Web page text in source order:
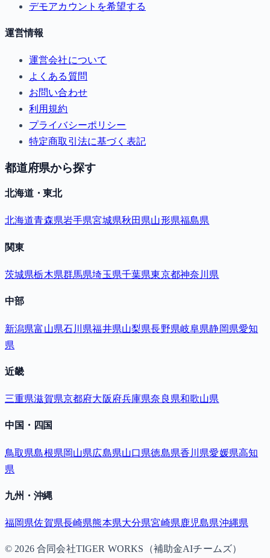
デモアカウントを希望する
運営情報
運営会社について
よくある質問
お問い合わせ
利用規約
プライバシーポリシー
特定商取引法に基づく表記
都道府県から探す
北海道・東北
北海道青森県岩手県宮城県秋田県山形県福島県
関東
茨城県栃木県群馬県埼玉県千葉県東京都神奈川県
中部
新潟県富山県石川県福井県山梨県長野県岐阜県静岡県愛知
県
近畿
三重県滋賀県京都府大阪府兵庫県奈良県和歌山県
中国・四国
鳥取県島根県岡山県広島県山口県徳島県香川県愛媛県高知
県
九州・沖縄
福岡県佐賀県長崎県熊本県大分県宮崎県鹿児島県沖縄県
© 2026合同会社TIGER WORKS（補助金AIチームズ）